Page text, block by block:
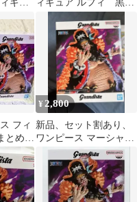
ギュ
ィギュア ルフィ 黒ひ
フィ
め売
¥ 2,800
新品、セット割あり、
ワンピース マーシャ
ル・D・ティーチ フィ
ギュア